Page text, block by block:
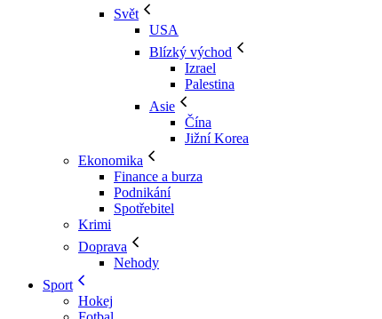
Svět
USA
Blízký východ
Izrael
Palestina
Asie
Čína
Jižní Korea
Ekonomika
Finance a burza
Podnikání
Spotřebitel
Krimi
Doprava
Nehody
Sport
Hokej